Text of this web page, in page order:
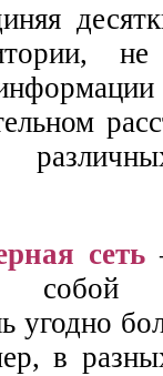
не
сеть
угодно
в